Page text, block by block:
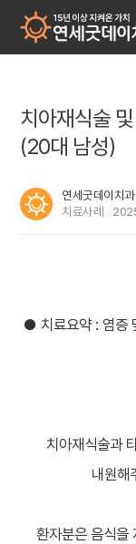
치아재식술
(20대 남성)
연세굿데이치과
치료사례
● 치료요약 : 염증
치아재식술과
내원해
환자분은 음식을